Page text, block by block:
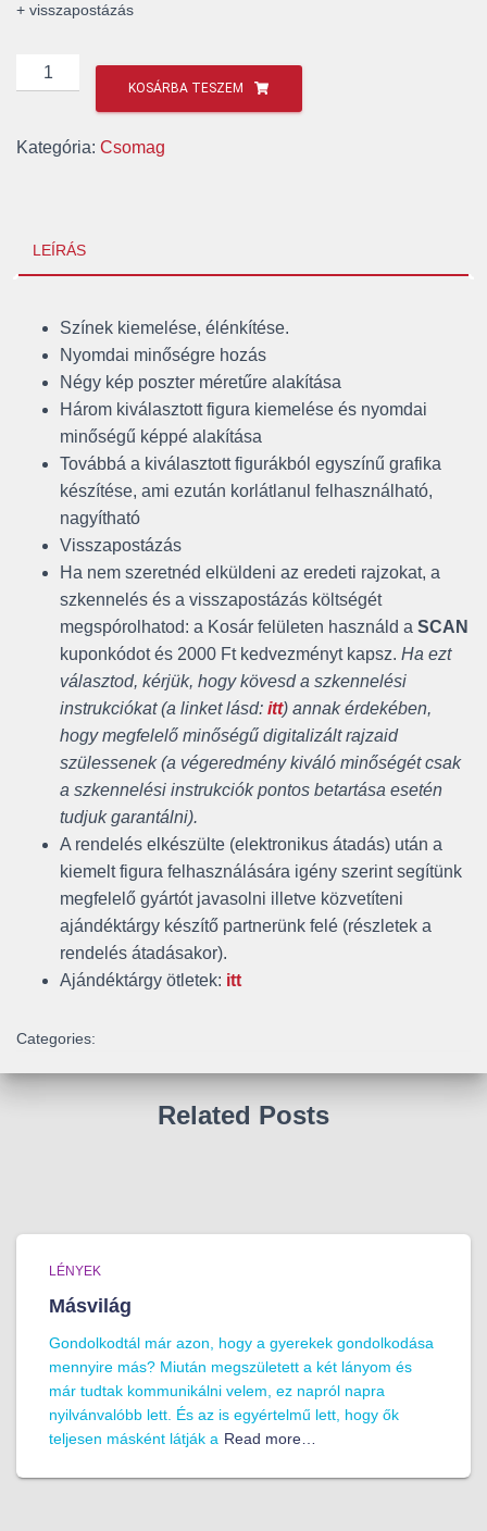
+ visszapostázás
rajz
4
figura
KOSÁRBA TESZEM
Kategória: Csomag
LEÍRÁS
Színek kiemelése, élénkítése.
Nyomdai minőségre hozás
Négy kép poszter méretűre alakítása
Három kiválasztott figura kiemelése és nyomdai
minőségű képpé alakítása
Továbbá a kiválasztott figurákból egyszínű grafika
készítése, ami ezután korlátlanul felhasználható,
nagyítható
Visszapostázás
Ha nem szeretnéd elküldeni az eredeti rajzokat, a
szkennelés és a visszapostázás költségét
megspórolhatod: a Kosár felületen használd a SCAN
kuponkódot és 2000 Ft kedvezményt kapsz. Ha ezt
választod, kérjük, hogy kövesd a szkennelési
instrukciókat (a linket lásd: itt) annak érdekében,
hogy megfelelő minőségű digitalizált rajzaid
szülessenek (a végeredmény kiváló minőségét csak
a szkennelési instrukciók pontos betartása esetén
tudjuk garantálni).
A rendelés elkészülte (elektronikus átadás) után a
kiemelt figura felhasználására igény szerint segítünk
megfelelő gyártót javasolni illetve közvetíteni
ajándéktárgy készítő partnerünk felé (részletek a
rendelés átadásakor).
Ajándéktárgy ötletek: itt
Categories:
Related Posts
LÉNYEK
Másvilág
Gondolkodtál már azon, hogy a gyerekek gondolkodása
mennyire más? Miután megszületett a két lányom és
már tudtak kommunikálni velem, ez napról napra
nyilvánvalóbb lett. És az is egyértelmű lett, hogy ők
teljesen másként látják a Read more…